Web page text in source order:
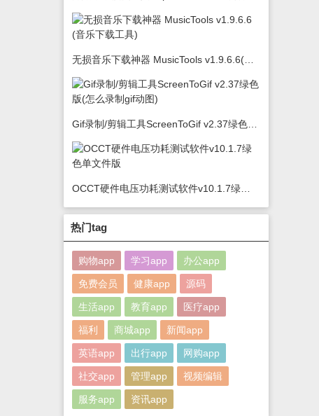
热门tag
购物app 学习app 办公app
免费会员 健康app 源码
生活app 教育app 医疗app
福利 商城app 新闻app
英语app 出行app 网购app
社交app 管理app 视频编辑
服务app 资讯app